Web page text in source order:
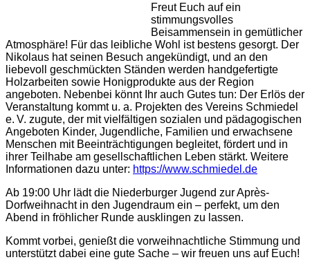
Freut Euch auf ein
stimmungsvolles
Beisammensein in gemütlicher
Atmosphäre! Für das leibliche Wohl ist bestens gesorgt. Der
Nikolaus hat seinen Besuch angekündigt, und an den
liebevoll geschmückten Ständen werden handgefertigte
Holzarbeiten sowie Honigprodukte aus der Region
angeboten. Nebenbei könnt Ihr auch Gutes tun: Der Erlös der
Veranstaltung kommt u. a. Projekten des Vereins Schmiedel
e. V. zugute, der mit vielfältigen sozialen und pädagogischen
Angeboten Kinder, Jugendliche, Familien und erwachsene
Menschen mit Beeinträchtigungen begleitet, fördert und in
ihrer Teilhabe am gesellschaftlichen Leben stärkt. Weitere
Informationen dazu unter: https://www.schmiedel.de
Ab 19:00 Uhr lädt die Niederburger Jugend zur Après-
Dorfweihnacht in den Jugendraum ein – perfekt, um den
Abend in fröhlicher Runde ausklingen zu lassen.
Kommt vorbei, genießt die vorweihnachtliche Stimmung und
unterstützt dabei eine gute Sache – wir freuen uns auf Euch!